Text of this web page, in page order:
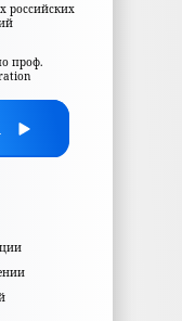
российских
проф.